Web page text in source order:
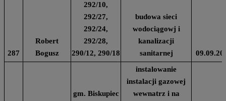
287
Robert
Bogusz
292/10,
292/27,
292/24,
292/28,
290/12, 290/18
budowa sieci
wodociągowj i
kanalizacji
sanitarnej
gm. Biskupiec
instalowanie
instalacji gazowej
wewnatrz i na